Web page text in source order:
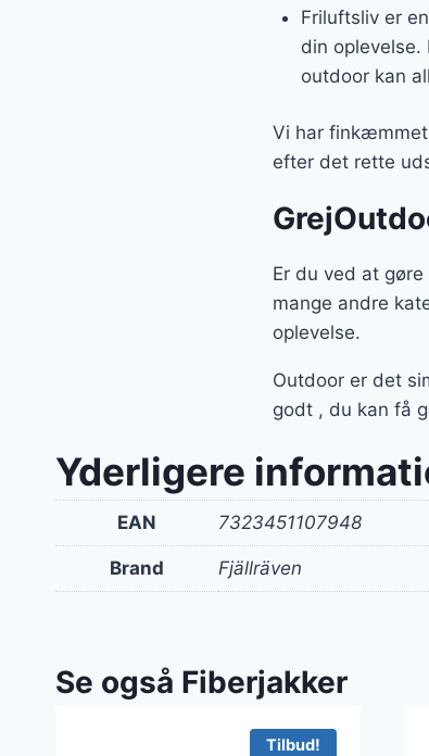
Friluftsliv er
din
outdoor kan
Vi har
efter det rette
Er du ved at
mange andre
oplevelse.
Outdoor er det
godt , du kan få
Yderligere
EAN 7323451107948
Brand Fjällräven
Se også Fiberjakker
Tilbud!